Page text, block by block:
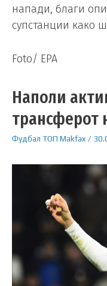
напади, благи
супстанции како
Foto/ EPA
Наполи
трансферот
Фудбал ТОП Makfax/